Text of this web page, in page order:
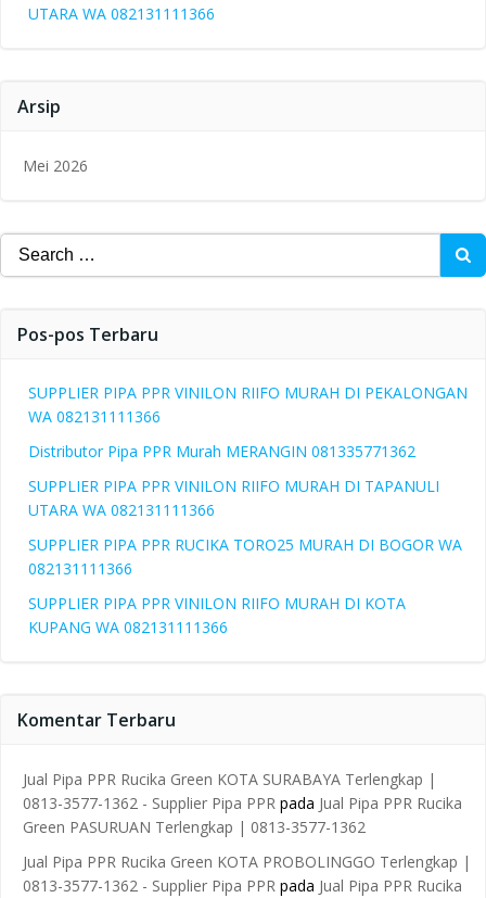
UTARA WA 082131111366
Arsip
Mei 2026
Search
for:
Pos-pos Terbaru
SUPPLIER PIPA PPR VINILON RIIFO MURAH DI PEKALONGAN
WA 082131111366
Distributor Pipa PPR Murah MERANGIN 081335771362
SUPPLIER PIPA PPR VINILON RIIFO MURAH DI TAPANULI
UTARA WA 082131111366
SUPPLIER PIPA PPR RUCIKA TORO25 MURAH DI BOGOR WA
082131111366
SUPPLIER PIPA PPR VINILON RIIFO MURAH DI KOTA
KUPANG WA 082131111366
Komentar Terbaru
Jual Pipa PPR Rucika Green KOTA SURABAYA Terlengkap |
0813-3577-1362 - Supplier Pipa PPR pada Jual Pipa PPR Rucika
Green PASURUAN Terlengkap | 0813-3577-1362
Jual Pipa PPR Rucika Green KOTA PROBOLINGGO Terlengkap |
0813-3577-1362 - Supplier Pipa PPR pada Jual Pipa PPR Rucika